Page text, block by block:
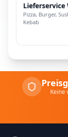
Lieferservice
Pizza, Burger,
Kebab
Keine